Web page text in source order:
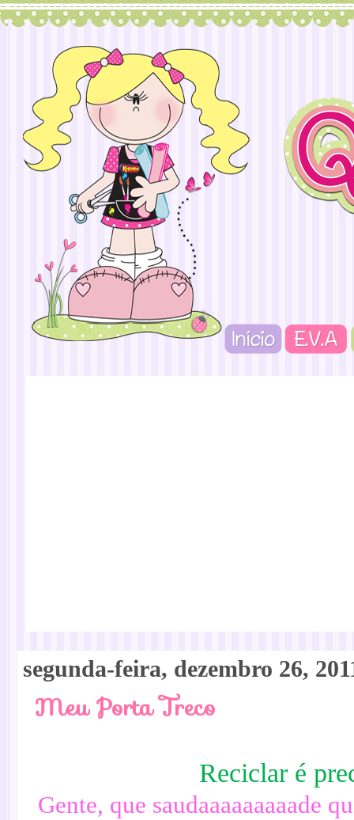
segunda-feira, dezembro 26,
Meu Porta Treco
Reciclar é
Gente, que saudaaaaaaaaade